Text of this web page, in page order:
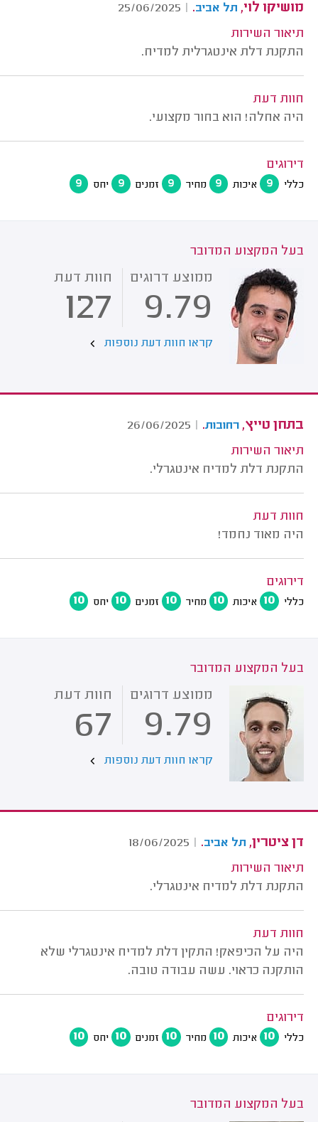
מושיקו לוי, תל אביב.
|
25/06/2025
תיאור השירות
התקנת דלת אינטגרלית למדיח.
חוות דעת
היה אחלה! הוא בחור מקצועי.
דירוגים
כללי 9 איכות 9 מחיר 9 זמנים 9 יחס 9
בעל המקצוע המדובר
ממוצע דרוגים
9.79
חוות דעת
127
קראו חוות דעת נוספות
בתחן טייץ, רחובות.
|
26/06/2025
תיאור השירות
התקנת דלת למדיח אינטגרלי.
חוות דעת
היה מאוד נחמד!
דירוגים
כללי 10 איכות 10 מחיר 10 זמנים 10 יחס 10
בעל המקצוע המדובר
ממוצע דרוגים
9.79
חוות דעת
67
קראו חוות דעת נוספות
דן ציטרין, תל אביב.
|
18/06/2025
תיאור השירות
התקנת דלת למדיח אינטגרלי.
חוות דעת
היה על הכיפאק! התקין דלת למדיח אינטגרלי שלא
הותקנה כראוי. עשה עבודה טובה.
דירוגים
כללי 10 איכות 10 מחיר 10 זמנים 10 יחס 10
בעל המקצוע המדובר